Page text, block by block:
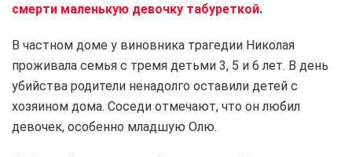
смерти маленькую девочку табуреткой.
В частном доме у виновника трагедии Николая
проживала семья с тремя детьми 3, 5 и 6 лет. В день
убийства родители ненадолго оставили детей с
хозяином дома. Соседи отмечают, что он любил
девочек, особенно младшую Олю.